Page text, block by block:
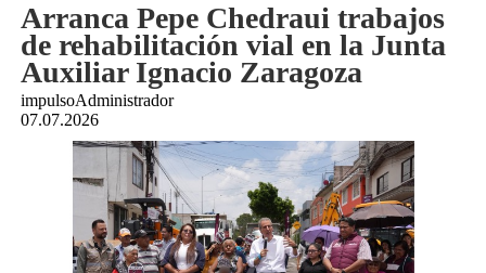
Arranca Pepe Chedraui trabajos
de rehabilitación vial en la Junta
Auxiliar Ignacio Zaragoza
impulsoAdministrador
07.07.2026